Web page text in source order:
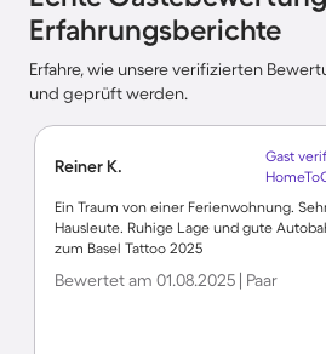
Erfahrungsberichte
Erfahre, wie unsere verifizierten
und geprüft werden.
Reiner K.
Gast
Ein Traum von einer Ferienwohnung.
Hausleute. Ruhige Lage und gute
zum Basel Tattoo 2025
Bewertet am 01.08.2025 | Paar